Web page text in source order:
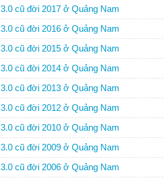
cũ đời 2017 ở Quảng Nam
cũ đời 2016 ở Quảng Nam
cũ đời 2015 ở Quảng Nam
cũ đời 2014 ở Quảng Nam
cũ đời 2013 ở Quảng Nam
cũ đời 2012 ở Quảng Nam
cũ đời 2010 ở Quảng Nam
cũ đời 2009 ở Quảng Nam
cũ đời 2006 ở Quảng Nam